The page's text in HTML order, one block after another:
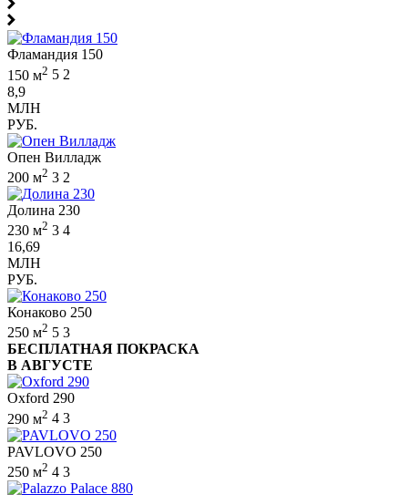
Фламандия 150
150 м2 5 2
8,9
МЛН
РУБ.
Опен Вилладж
200 м2 3 2
Долина 230
230 м2 3 4
16,69
МЛН
РУБ.
Конаково 250
250 м2 5 3
БЕСПЛАТНАЯ ПОКРАСКА
В АВГУСТЕ
Oxford 290
290 м2 4 3
PAVLOVO 250
250 м2 4 3